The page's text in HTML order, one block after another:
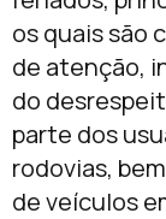
os quais são
de atenção,
do
parte dos
rodovias,
de veículos